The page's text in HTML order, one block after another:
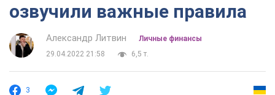
озвучили важные правила
Александр Литвин
Личные финансы
29.04.2022 21:58
6,5 т.
3